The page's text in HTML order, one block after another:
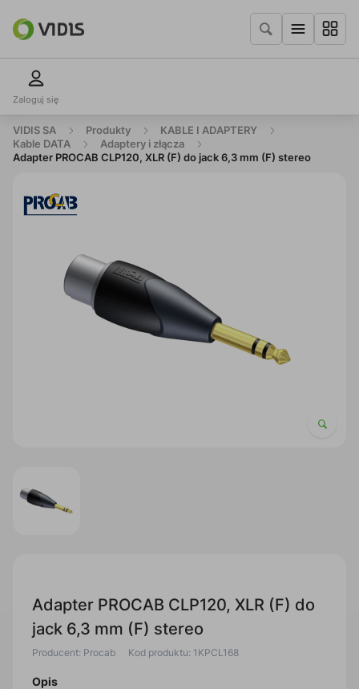
Zaloguj się
VIDIS SA Produkty
KABLE I ADAPTERY
Kable DATA
Adaptery i złącza
Adapter PROCAB CLP120, XLR (F) do jack 6,3 mm (F) stereo
Adapter PROCAB CLP120, XLR (F) do
jack 6,3 mm (F) stereo
Producent: Procab Kod produktu: 1KPCL168
Opis